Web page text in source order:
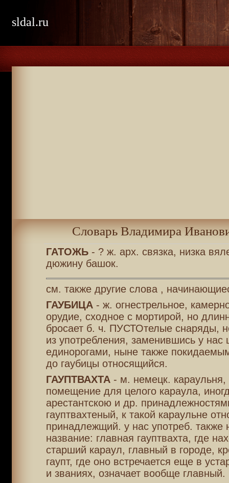
sldal.ru
Словарь Владимира
ГАТОЖЬ- ? ж. арх. связка, низка
дюжину башок.
см. также другие слова ,
ГАУБИЦА- ж. огнестрельное,
орудие, сходное с мортирой, но
бросает б. ч. ПУСТОтелые снаряды,
из употребления, заменившись у нас
единорогами, ныне также
до гаубицы относящийся.
ГАУПТВАХТА- м. немецк. караульня,
помещение для целого караула,
арестантскою и др.
гауптвахтеный, к такой караульне
принадлежщий. у нас употреб. также
название: главная гауптвахта, где
старший караул, главный в городе,
гаупт, где оно встречается еще в
и званиях, означает вообще главный.